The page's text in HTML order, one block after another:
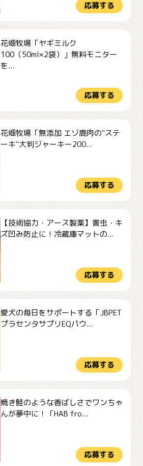
応募する
花畑牧場「ヤギミルク
100（50ml×2袋）」無料モニター
を...
応募する
花畑牧場「無添加 エゾ鹿肉の"ステ
ーキ"大判ジャーキー200...
応募する
【技術協力・アース製薬】害虫・キ
ズ凹み防止に！冷蔵庫マットの...
応募する
愛犬の毎日をサポートする「JBPET
プラセンタサプリEQパウ...
応募する
焼き鮭のような香ばしさでワンちゃ
んが夢中に！「HAB fro...
応募する